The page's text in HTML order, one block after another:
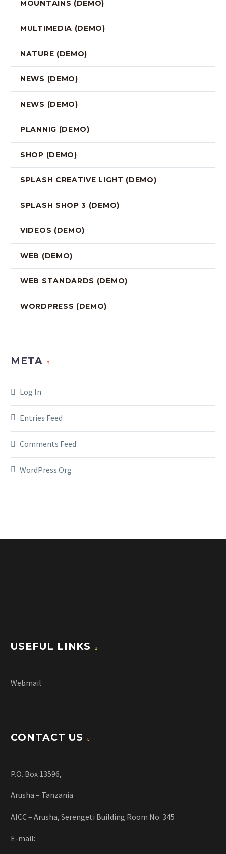
MOUNTAINS (DEMO)
MULTIMEDIA (DEMO)
NATURE (DEMO)
NEWS (DEMO)
NEWS (DEMO)
PLANNIG (DEMO)
SHOP (DEMO)
SPLASH CREATIVE LIGHT (DEMO)
SPLASH SHOP 3 (DEMO)
VIDEOS (DEMO)
WEB (DEMO)
WEB STANDARDS (DEMO)
WORDPRESS (DEMO)
META
Log In
Entries Feed
Comments Feed
WordPress.org
USEFUL LINKS
Webmail
CONTACT US
P.O. Box 13596,
Arusha – Tanzania
AICC – Arusha, Serengeti Building Room No. 345
E-mail: